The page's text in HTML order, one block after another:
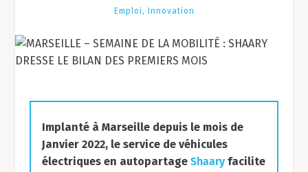
Emploi, Innovation
Implanté à Marseille depuis le mois de
Janvier 2022, le service de véhicules
électriques en autopartage Shaaryfacilite